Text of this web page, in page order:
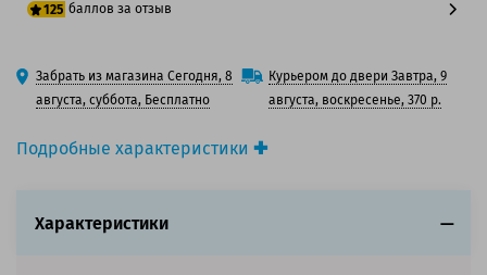
Подробные характеристики
Вид товара:Картридж лазерный
125 баллов за отзыв
100 баллов
125 баллов
Забрать из магазина Сегодня, 8
августа, суббота, Бесплатно
Курьером до двери Завтра, 9
августа, воскресенье, 370 р.
Характеристики